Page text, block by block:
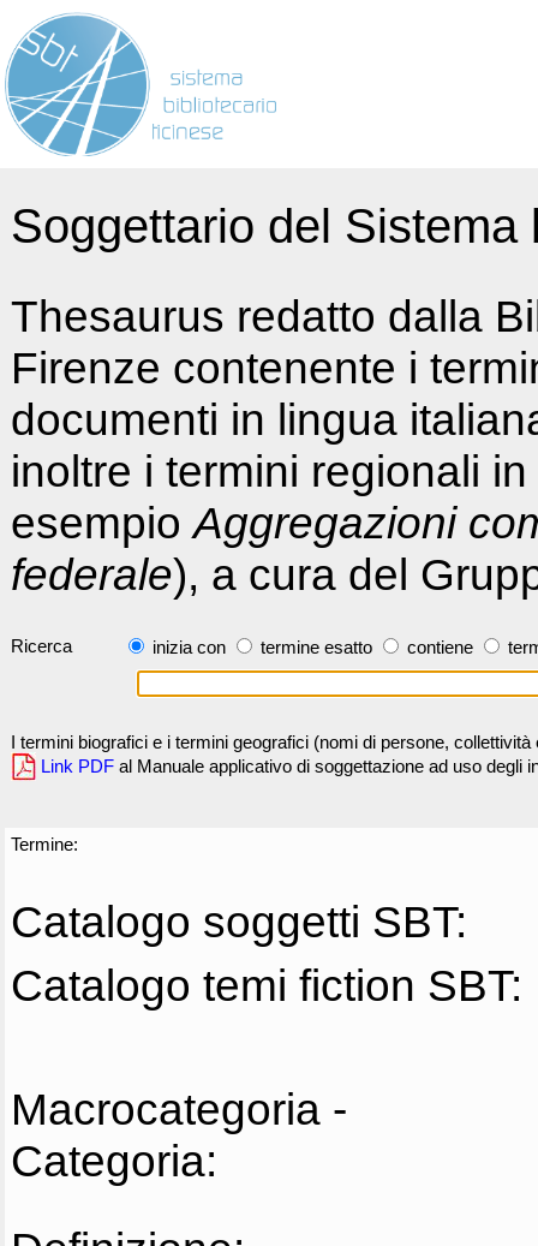
Soggettario del
Thesaurus redatto dalla
Firenze contenente i
documenti in lingua
inoltre i termini regionali
esempioAggregazioni
federale), a cura del
Ricerca inizia con termine esatto contiene
I termini biografici e i termini geografici (nomi di persone,
Link PDF al Manuale applicativo di soggettazione ad uso degli
Termine:
Catalogo soggetti SBT:
Catalogo temi fiction SBT:
Macrocategoria -
Categoria: